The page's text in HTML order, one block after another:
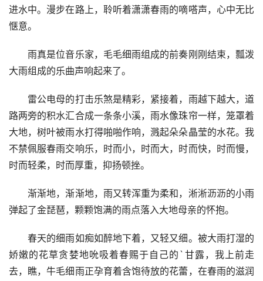
进水中。漫步在路上，聆听着潇潇春雨的嘀嗒声，心中无比
惬意。
雨真是位音乐家，毛毛细雨组成的前奏刚刚结束，瓢泼
大雨组成的乐曲声响起来了。
雷公电母的打击乐煞是精彩，紧接着，雨越下越大，道
路两旁的积水汇合成一条条小溪，雨水像珠帘一样，笼罩着
大地，树叶被雨水打得啪啪作响，溅起朵朵晶莹的水花。我
不禁佩服春雨交响乐，时而小，时而大，时而快，时而慢，
时而轻柔，时而厚重，抑扬顿挫。
渐渐地，渐渐地，雨又转浑重为柔和，淅淅沥沥的小雨
弹起了金琵琶，颗颗饱满的雨点落入大地母亲的怀抱。
春天的细雨如痴如醉地下着，又轻又细。被大雨打湿的
娇嫩的花草贪婪地吮吸着春赐于自己的`甘露，我上前走
去，瞧，牛毛细雨正孕育着含饱待放的花蕾，在春雨的滋润